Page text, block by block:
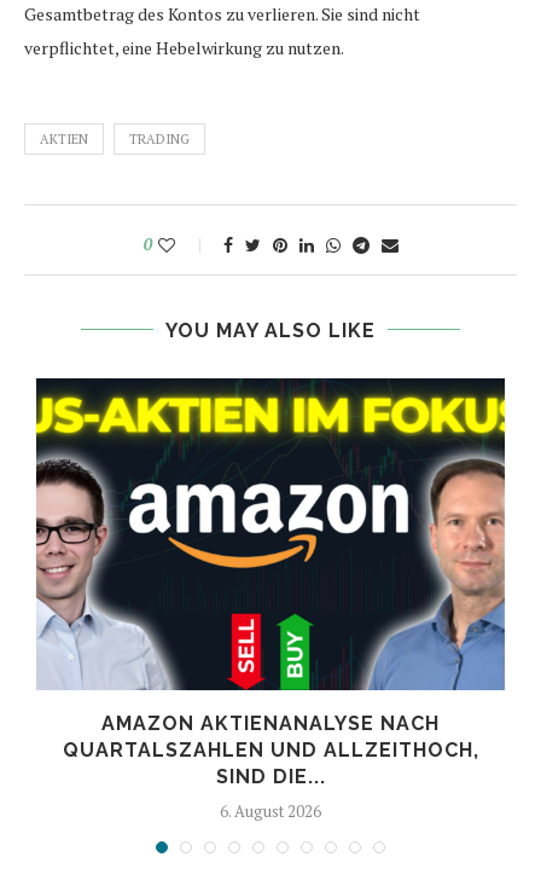
Gesamtbetrag des Kontos zu verlieren. Sie sind nicht
verpflichtet, eine Hebelwirkung zu nutzen.
AKTIEN TRADING
0
YOU MAY ALSO LIKE
AMAZON AKTIENANALYSE NACH
QUARTALSZAHLEN UND ALLZEITHOCH,
SIND DIE...
6. August 2026